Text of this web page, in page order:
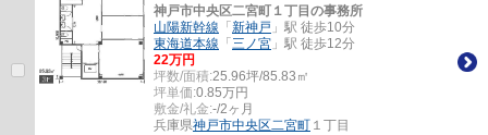
神戸市中央区二宮町１丁目の事務所
山陽新幹線 「 新神戸 」駅 徒歩10分
東海道本線 「 三ノ宮 」駅 徒歩12分
22万円
坪数/面積:25.96坪/85.83㎡
坪単価:0.85万円
敷金/礼金:-/2ヶ月
兵庫県神戸市中央区二宮町 １丁目